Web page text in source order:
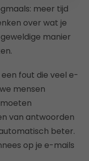
meer tijd
over wat je
manier
fout die veel e-
mensen
van antwoorden
beter.
op je e-mails